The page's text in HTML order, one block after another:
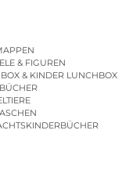
& FIGUREN
& KINDER LUNCHBOX